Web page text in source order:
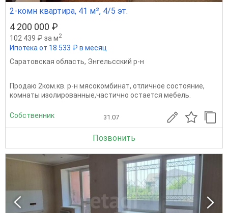
2-комн квартира, 41 м², 4/5 эт.
4 200 000 ₽
102 439 ₽ за м2
Ипотека от 18 533 ₽ в месяц
Саратовская область, Энгельсский р-н
Продаю 2ком.кв. р-н мясокомбинат, отличное состояние,
комнаты изолированные,частично остается мебель.
Собственник 31.07
Позвонить